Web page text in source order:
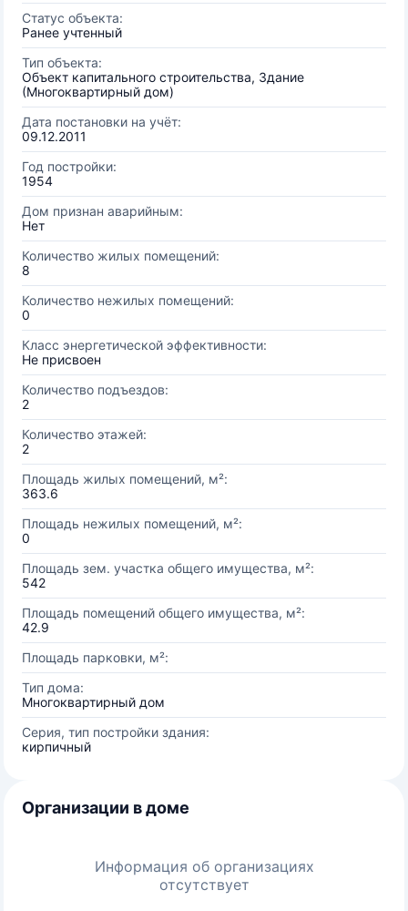
Статус объекта:
Ранее учтенный
Тип объекта:
Объект капитального строительства, Здание
(Многоквартирный дом)
Дата постановки на учёт:
09.12.2011
Год постройки:
1954
Дом признан аварийным:
Нет
Количество жилых помещений:
8
Количество нежилых помещений:
0
Класс энергетической эффективности:
Не присвоен
Количество подъездов:
2
Количество этажей:
2
Площадь жилых помещений, м²:
363.6
Площадь нежилых помещений, м²:
0
Площадь зем. участка общего имущества, м²:
542
Площадь помещений общего имущества, м²:
42.9
Площадь парковки, м²:
Тип дома:
Многоквартирный дом
Серия, тип постройки здания:
кирпичный
Организации в доме
Информация об организациях
отсутствует